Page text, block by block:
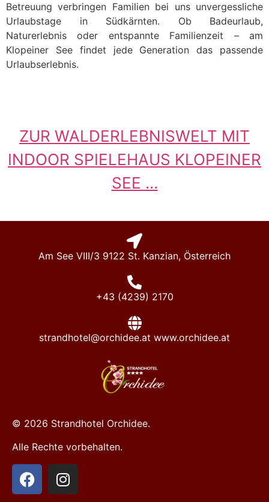
Betreuung verbringen Familien bei uns unvergessliche
Urlaubstage in Südkärnten. Ob Badeurlaub,
Naturerlebnis oder entspannte Familienzeit – am
Klopeiner See findet jede Generation das passende
Urlaubserlebnis.
ZUR WALDERLEBNISWELT MIT
INDOOR SPIELEHAUS KLOPEINER
SEE …
Am See VIII/3 9122 St. Kanzian, Österreich
+43 (4239) 2170
strandhotel@orchidee.at www.orchidee.at
© 2026 Strandhotel Orchidee.
Alle Rechte vorbehalten.